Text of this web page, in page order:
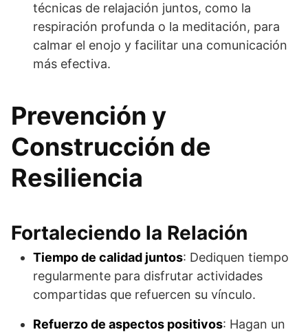
técnicas de relajación juntos, como la
respiración profunda o la meditación, para
calmar el enojo y facilitar una comunicación
más efectiva.
Prevención y
Construcción de
Resiliencia
Fortaleciendo la Relación
Tiempo de calidad juntos: Dediquen tiempo
regularmente para disfrutar actividades
compartidas que refuercen su vínculo.
Refuerzo de aspectos positivos: Hagan un